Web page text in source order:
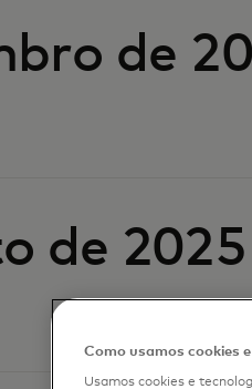
de
de 2025
Como usamos cookies
Usamos cookies e